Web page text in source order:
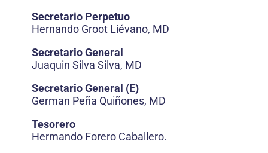
Secretario Perpetuo
Hernando Groot Liévano, MD
Secretario General
Juaquin Silva Silva, MD
Secretario General (E)
German Peña Quiñones, MD
Tesorero
Hermando Forero Caballero.